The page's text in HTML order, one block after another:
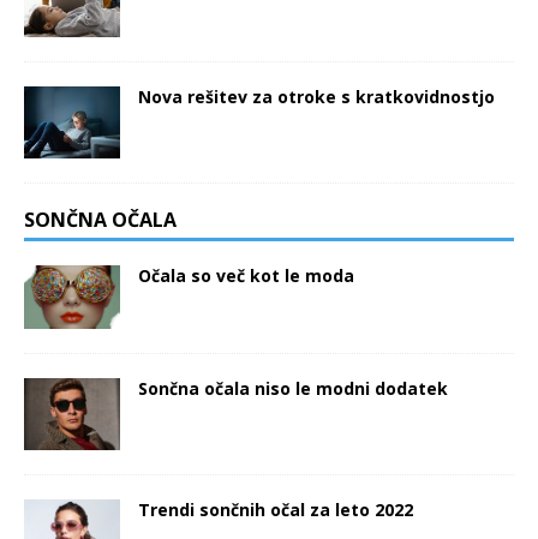
Nova rešitev za otroke s kratkovidnostjo
SONČNA OČALA
Očala so več kot le moda
Sončna očala niso le modni dodatek
Trendi sončnih očal za leto 2022